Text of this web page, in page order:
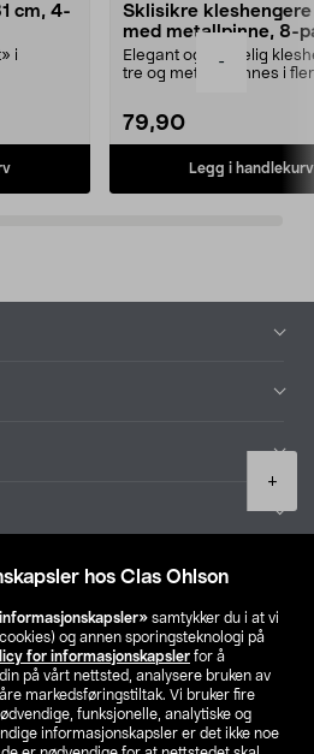
hos Clas Ohlson
samtykker du i at vi
og annen sporingsteknologi på
for informasjonskapsler for å
på vårt nettsted, analysere bruken av
markedsføringstiltak. Vi bruker fire
funksjonelle, analytiske og
informasjonskapsler er det ikke noe
-
+
cm, 4-
i
Sklisikre
med metallpinne, 8-
Elegant og skikkelig
tre og metall – finnes i
79,90
Legg i handlekurv
din butikk
NO FI